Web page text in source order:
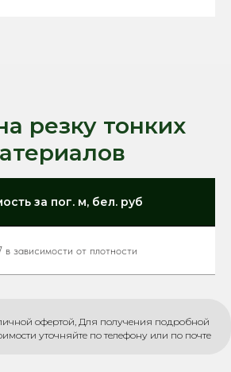
резку тонких
за пог. м, бел. руб
в зависимости от плотности
офертой, Для получения подробной
уточняйте по телефону или по почте